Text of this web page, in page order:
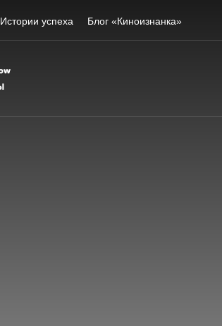
Истории успеха Блог «Киноизнанка»